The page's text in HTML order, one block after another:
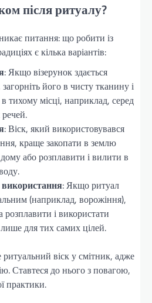
після ритуалу?
питання: що робити із
є кілька варіантів:
: Якщо візерунок здається
його в чисту тканину і
в тихому місці, наприклад, серед
: Віск, який використовувався
краще закопати в землю
дому або розплавити і вилити в
: Якщо ритуал
(наприклад, ворожіння),
розплавити і використати
для тих самих цілей.
віск у смітник, адже
Ставтеся до нього з повагою,
практики.